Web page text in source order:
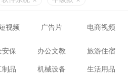
视频 广告片 电商视频
安保 办公文教 旅游住宿
制品 机械设备 生活用品